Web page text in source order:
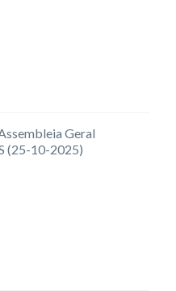
Geral
(25-10-2025)